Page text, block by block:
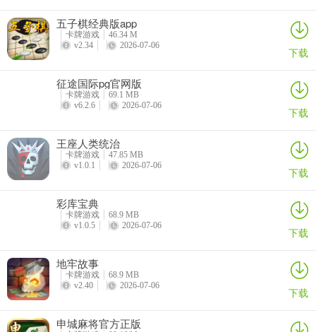
7、精美的角色造型，百变时装满足你所有的个性追求，数十种不同上
古坐骑、绚丽翅膀、百变光环、自由搭配，是仙气飘飘还是霸气十
全民天天麻将特色
1、超清精致清晰的画麵和流畅操作给大家舒适体验，快速棋牌节奏几
分锺就能完成一局对战，先进防作弊係统防止各种不正当游戏行为和
手段，让你体验更快乐的游戏。
2、前所未有的竞技体验，拥有全网最新颖、最好玩的棋牌模式，带给
您不一样棋牌娱乐竞技方式。真人麻将新版本特色介绍
3、武汉中小学线上开课app是一款在疫情期间着力使用的线上听课软
这款APP中轻松体验课堂的乐趣，轻松上课，在平台上和老师进行无
障碍沟通。 武汉中小学线上开课app软件特色
五子棋经典版app
卡牌游戏
46.34 M
v2.34
2026-07-06 下载
征途国际pg官网版
卡牌游戏
69.1 MB
v6.2.6
2026-07-06 下载
王座人类统治
卡牌游戏
47.85 MB
v1.0.1
2026-07-06 下载
彩库宝典
卡牌游戏
68.9 MB
v1.0.5
2026-07-06 下载
地牢故事
卡牌游戏
68.9 MB
v2.40
2026-07-06 下载
申城麻将官方正版